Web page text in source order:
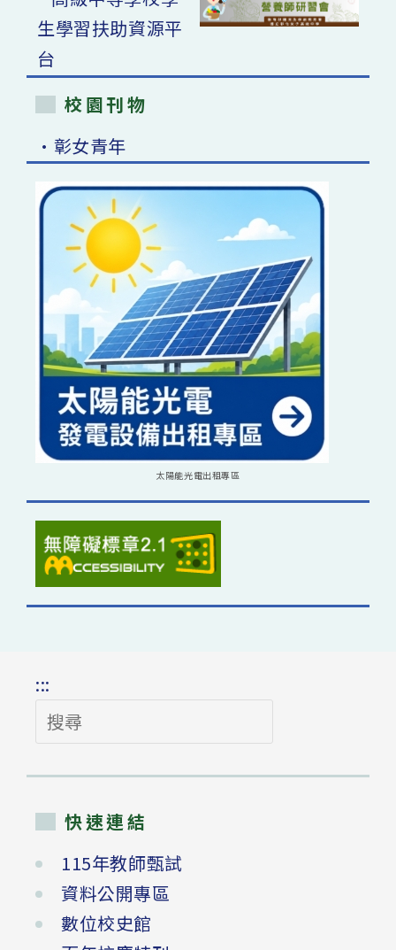
校園刊物
•彰女青年
太陽能光電出租專區
:::
搜
尋
快速連結
115年教師甄試
資料公開專區
數位校史館